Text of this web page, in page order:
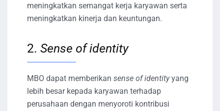
meningkatkan semangat kerja karyawan serta
meningkatkan kinerja dan keuntungan.
2. Sense of identity
MBO dapat memberikan sense of identityyang
lebih besar kepada karyawan terhadap
perusahaan dengan menyoroti kontribusi